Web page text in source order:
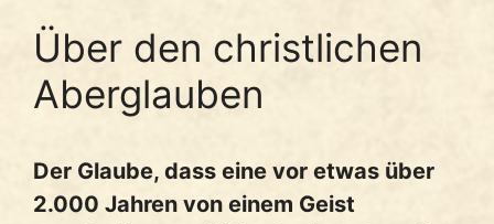
Über den christlichen
Aberglauben
Der Glaube, dass eine vor etwas über
2.000 Jahren von einem Geist